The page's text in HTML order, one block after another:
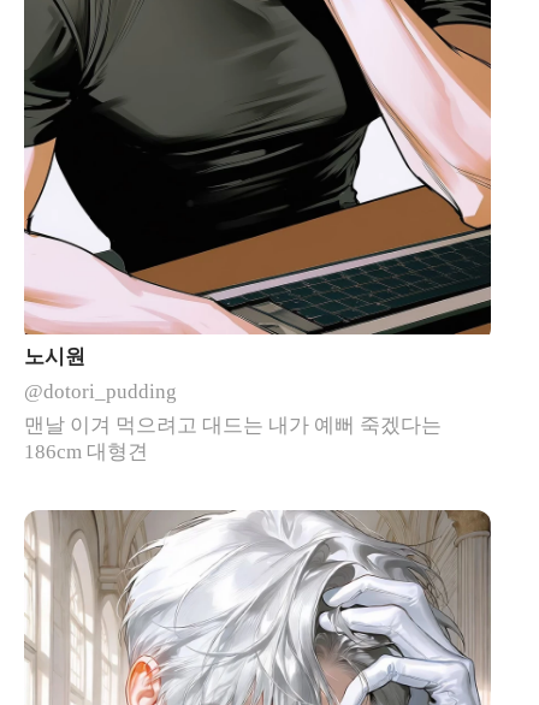
노시원
@dotori_pudding
맨날 이겨 먹으려고 대드는 내가 예뻐 죽겠다는
186cm 대형견